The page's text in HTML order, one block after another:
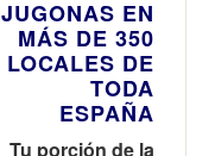
JUGONAS EN
MÁS DE 350
LOCALES DE
TODA
ESPAÑA
Tu porción de la